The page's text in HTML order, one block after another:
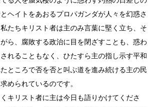
ヘイトをあおるプロパガンダが人々を幻惑さ
たちキリスト者は主のみ言葉に堅く立ち、そ
ら、腐敗する政治に目を閉ざすことも、惑わ
れることもなく、ひたすら主の指し示す平和
ところで否を否と叫ぶ道を進み続ける主の民
められているのです。
キリスト者に主は今日も語りかけてくださ